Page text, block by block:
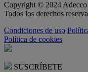
Copyright © 2024
Todos los derechos
Condiciones de uso
Política de cookies
SUSCRÍBETE